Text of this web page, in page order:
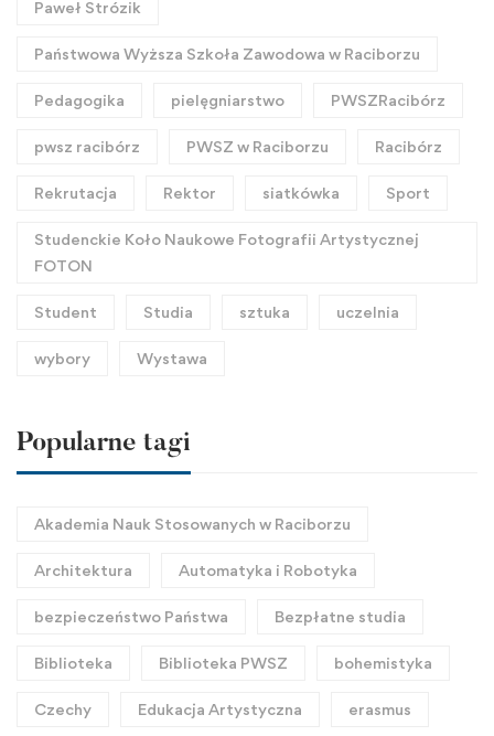
Paweł Strózik
Państwowa Wyższa Szkoła Zawodowa w Raciborzu
Pedagogika pielęgniarstwo PWSZRacibórz
pwsz racibórz PWSZ w Raciborzu Racibórz
Rekrutacja Rektor siatkówka Sport
Studenckie Koło Naukowe Fotografii Artystycznej
FOTON
Student Studia sztuka uczelnia
wybory Wystawa
Popularne tagi
Akademia Nauk Stosowanych w Raciborzu
Architektura Automatyka i Robotyka
bezpieczeństwo Państwa Bezpłatne studia
Biblioteka Biblioteka PWSZ bohemistyka
Czechy Edukacja Artystyczna erasmus